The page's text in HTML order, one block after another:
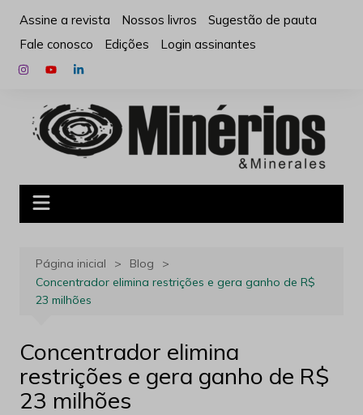
para
conteúdo
Assine a revista Nossos livros
Sugestão de pauta
Fale conosco
Edições Login assinantes
Página inicial
Blog
Concentrador elimina restrições e gera ganho de R$
23 milhões
Concentrador elimina
restrições e gera ganho de R$
23 milhões